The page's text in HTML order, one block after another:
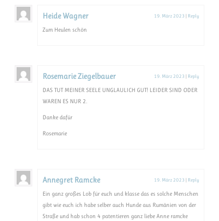
Heide Wagner 19. März 2023 | Reply
Zum Heulen schön
Rosemarie Ziegelbauer 19. März 2023 | Reply
DAS TUT MEINER SEELE UNGLAULICH GUT! LEIDER SIND ODER
WAREN ES NUR 2.
Danke dafür
Rosemarie
Annegret Ramcke 19. März 2023 | Reply
Ein ganz großes Lob für euch und klasse das es solche Menschen
gibt wie euch ich habe selber auch Hunde aus Rumänien von der
Straße und hab schon 4 patentieren ganz liebe Anne ramcke